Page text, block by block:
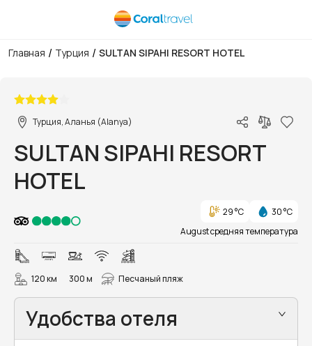
Главная / Турция / SULTAN SIPAHI RESORT HOTEL
Турция, Аланья (Alanya)
SULTAN SIPAHI RESORT
HOTEL
29 °C
30 °C
August средняя температура
120 км 300 м Песчаный пляж
Удобства отеля